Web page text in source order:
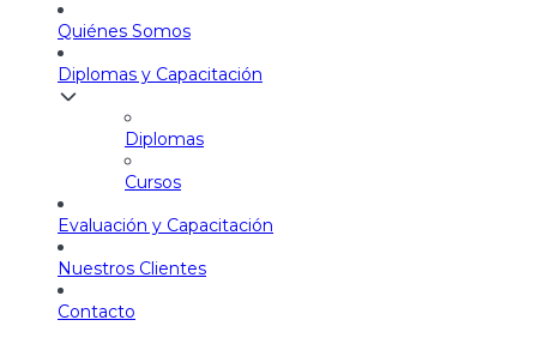
Quiénes Somos
Diplomas y Capacitación
Diplomas
Cursos
Evaluación y Capacitación
Nuestros Clientes
Contacto